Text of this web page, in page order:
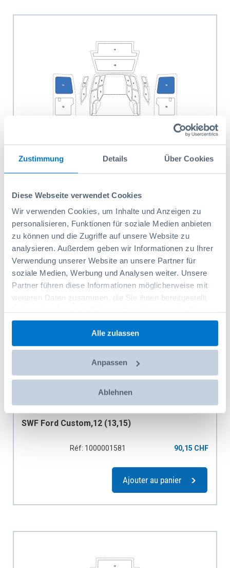
Zustimmung Details Über Cookies
Diese Webseite verwendet Cookies
Wir verwenden Cookies, um Inhalte und Anzeigen zu
personalisieren, Funktionen für soziale Medien anbieten
zu können und die Zugriffe auf unsere Website zu
analysieren. Außerdem geben wir Informationen zu Ihrer
Verwendung unserer Website an unsere Partner für
soziale Medien, Werbung und Analysen weiter. Unsere
Partner führen diese Informationen möglicherweise mit
weiteren Daten zusammen, die Sie ihnen bereitgestellt
gesammelt haben.
Alle zulassen
Anpassen
Ablehnen
SWF Ford Custom,12, H1 (14,16)
Ajouter au panier
SWF Ford Custom,12 (13,15)
Réf: 1000001581 90,15 CHF
Ajouter au panier